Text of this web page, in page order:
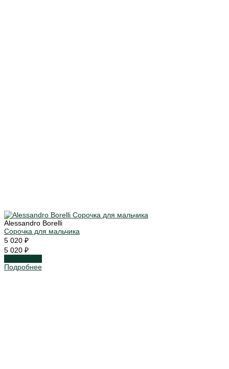
Alessandro Borelli
Сорочка для мальчика
5 020 ₽
5 020 ₽
Подробнее